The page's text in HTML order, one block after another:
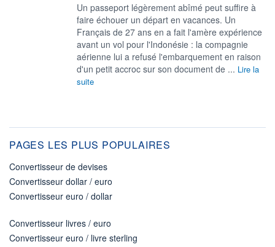
Un passeport légèrement abîmé peut suffire à
faire échouer un départ en vacances. Un
Français de 27 ans en a fait l'amère expérience
avant un vol pour l'Indonésie : la compagnie
aérienne lui a refusé l'embarquement en raison
d'un petit accroc sur son document de ... Lire la
suite
PAGES LES PLUS POPULAIRES
Convertisseur de devises
Convertisseur dollar / euro
Convertisseur euro / dollar
Convertisseur livres / euro
Convertisseur euro / livre sterling